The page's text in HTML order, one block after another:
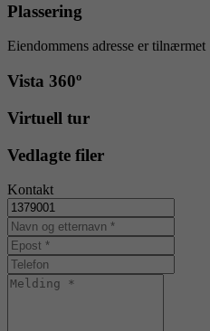
Plassering
Eiendommens adresse er tilnærmet
Vista 360º
Virtuell tur
Vedlagte filer
Kontakt